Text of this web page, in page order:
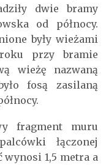
dwie bramy
od północy.
były wieżami
przy bramie
wieżę nazwaną
fosą zasilaną
fragment muru
łączonej
wynosi 1,5 metra a